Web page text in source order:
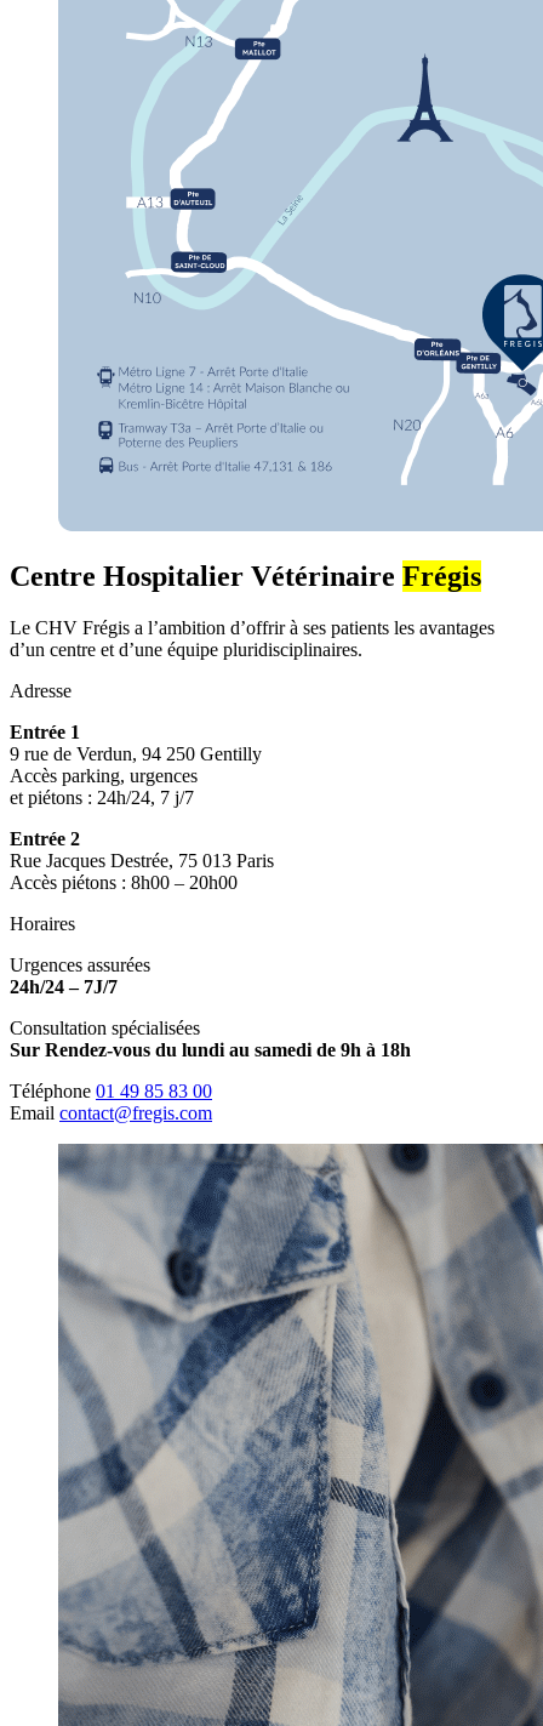
Centre Hospitalier Vétérinaire Frégis
Le CHV Frégis a l’ambition d’offrir à ses patients les avantages
d’un centre et d’une équipe pluridisciplinaires.
Adresse
Entrée 1
9 rue de Verdun, 94 250 Gentilly
Accès parking, urgences
et piétons : 24h/24, 7 j/7
Entrée 2
Rue Jacques Destrée, 75 013 Paris
Accès piétons : 8h00 – 20h00
Horaires
Urgences assurées
24h/24 – 7J/7
Consultation spécialisées
Sur Rendez-vous du lundi au samedi de 9h à 18h
Téléphone 01 49 85 83 00
Email contact@fregis.com